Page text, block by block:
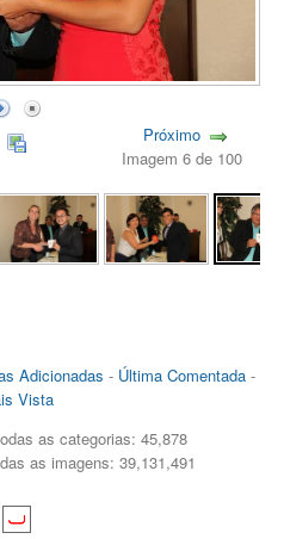
Próximo
Imagem 6 de 100
Adicionadas - Última Comentada-
Vista
as categorias: 45,878
as imagens: 39,131,491